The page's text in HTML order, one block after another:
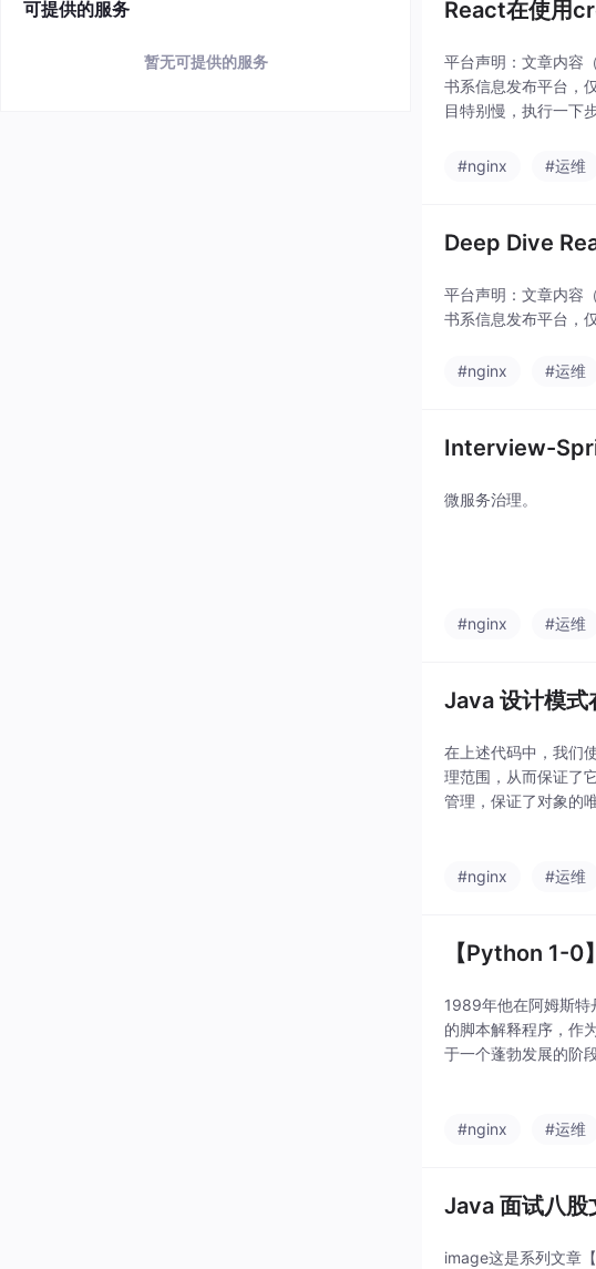
可提供的服务
暂无可提供的服务
React在使用
平台声明：文章内容
书系信息发布平台，
目特别慢，执行一下
#nginx
#运维
Deep Dive
平台声明：文章内容
书系信息发布平台，
#nginx #运维
Interview-
微服务治理。
#nginx #运维
Java 设计模式
在上述代码中，我们
理范围，从而保证了
管理，保证了对象的
#nginx #运维
【Python 1-
1989年他在阿姆斯特
的脚本解释程序，作
于一个蓬勃发展的阶
#nginx #运维
Java 面试八股
image这是系列文章